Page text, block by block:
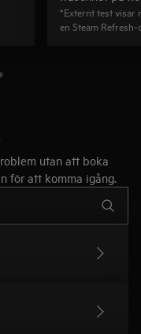
*Externt test visar
en Steam Refresh-
utan att boka
för att komma igång.